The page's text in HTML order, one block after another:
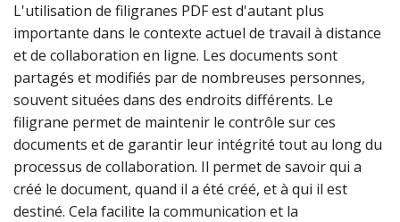
L'utilisation de filigranes PDF est d'autant plus
importante dans le contexte actuel de travail à distance
et de collaboration en ligne. Les documents sont
partagés et modifiés par de nombreuses personnes,
souvent situées dans des endroits différents. Le
filigrane permet de maintenir le contrôle sur ces
documents et de garantir leur intégrité tout au long du
processus de collaboration. Il permet de savoir qui a
créé le document, quand il a été créé, et à qui il est
destiné. Cela facilite la communication et la